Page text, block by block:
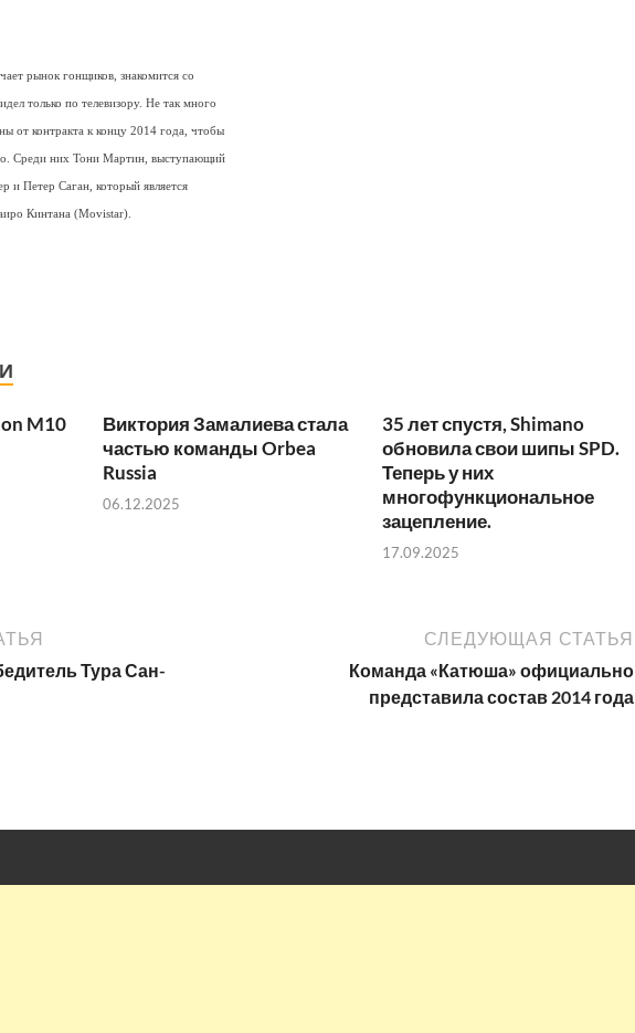
рынок гонщиков, знакомится со
только по телевизору. Не так много
от контракта к концу 2014 года, чтобы
Среди них Тони Мартин, выступающий
и Петер Саган, который является
Кинтана (Movistar).
M10
Виктория Замалиева стала
частью команды Orbea
Russia
06.12.2025
35 лет спустя, Shimano
обновила свои шипы SPD.
Теперь у них
многофункциональное
зацепление.
17.09.2025
Тура Сан-
СЛЕДУЮЩАЯ СТАТЬЯ
Команда «Катюша» официально
представила состав 2014 года